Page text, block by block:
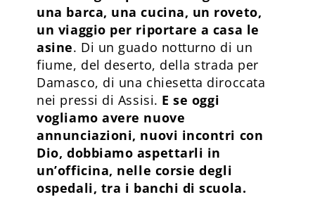
una barca, una cucina, un roveto,
un viaggio per riportare a casa le
asine. Di un guado notturno di un
fiume, del deserto, della strada per
Damasco, di una chiesetta diroccata
nei pressi di Assisi. E se oggi
vogliamo avere nuove
annunciazioni, nuovi incontri con
Dio, dobbiamo aspettarli in
un’officina, nelle corsie degli
ospedali, tra i banchi di scuola.